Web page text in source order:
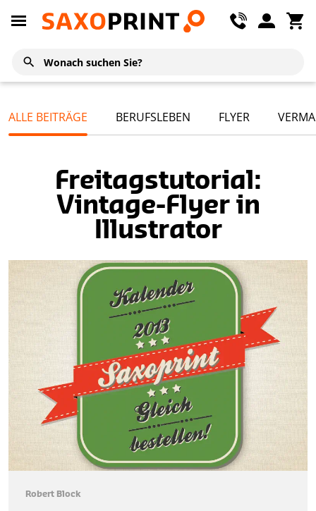
ALLE BEITRÄGE BERUFSLEBEN FLYER
Freitagstutorial:
Vintage-Flyer in
Illustrator
Robert Block